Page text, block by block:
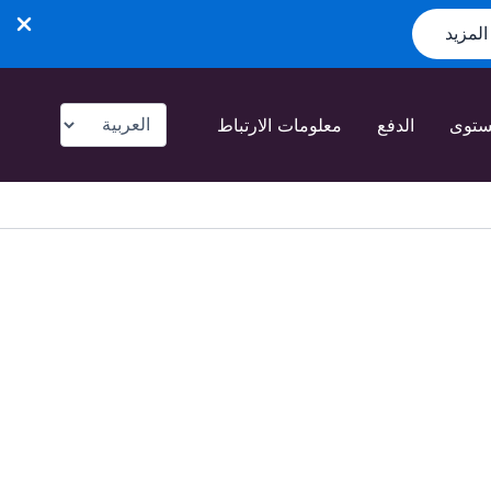
الدفع معلومات الارتباط
اختر
لغة